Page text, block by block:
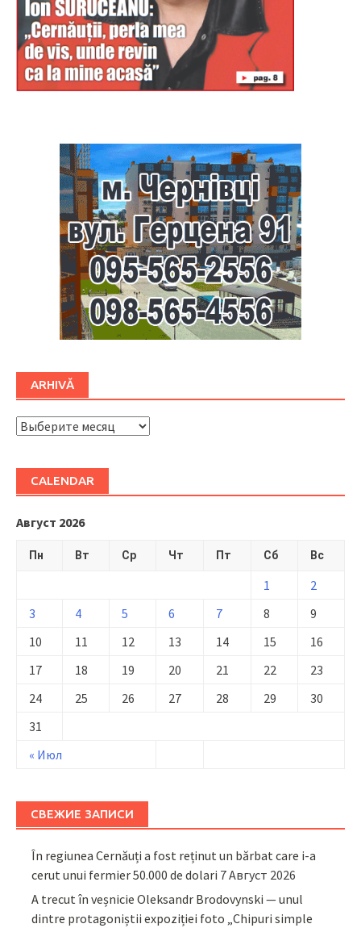
ARHIVĂ
ARHIVĂ
CALENDAR
Август 2026
Пн Вт Ср Чт Пт Сб Вс
« Июл
1
2
3
4 5 6 7 8
9
10
11 12 13 14 15
16
17
18 19 20 21 22
23
24
25 26 27 28 29
30
31
СВЕЖИЕ ЗАПИСИ
În regiunea Cernăuți a fost reținut un bărbat care i-a
cerut unui fermier 50.000 de dolari 7 Август 2026
A trecut în veșnicie Oleksandr Brodovynski — unul
dintre protagoniștii expoziției foto „Chipuri simple